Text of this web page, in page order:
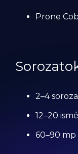
Prone
2–4
12–20
60–90